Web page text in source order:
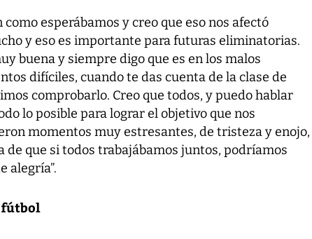
esperábamos y creo que eso nos afectó
y eso es importante para futuras eliminatorias.
buena y siempre digo que es en los malos
difíciles, cuando te das cuenta de la clase de
comprobarlo. Creo que todos, y puedo hablar
lo posible para lograr el objetivo que nos
momentos muy estresantes, de tristeza y enojo,
de que si todos trabajábamos juntos, podríamos
alegría”.
fútbol